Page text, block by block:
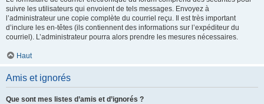
suivre les utilisateurs qui envoient de tels messages. Envoyez à
l’administrateur une copie complète du courriel reçu. Il est très important
d’inclure les en-têtes (ils contiennent des informations sur l’expéditeur du
courriel). L’administrateur pourra alors prendre les mesures nécessaires.
Haut
Amis et ignorés
Que sont mes listes d’amis et d’ignorés ?